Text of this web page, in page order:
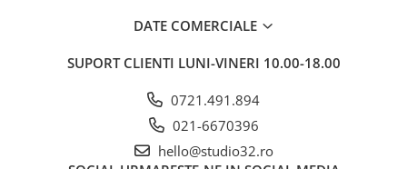
DATE COMERCIALE
SUPORT CLIENTI LUNI-VINERI 10.00-18.00
0721.491.894
021-6670396
hello@studio32.ro